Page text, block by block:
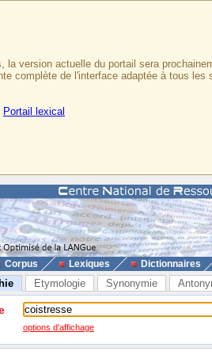
version actuelle du portail sera
complète de l'interface adaptée à tous
Portail lexical
Corpus Lexiques Dictionnaires
Etymologie Synonymie
options d'affichage